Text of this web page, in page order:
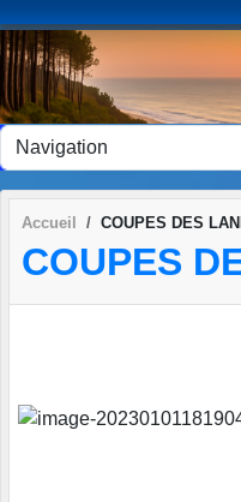
Accueil COUPES DES
COUPES